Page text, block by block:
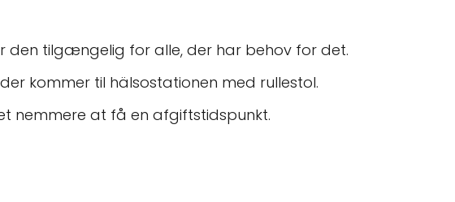
den tilgængelig for alle, der har behov for det.
kommer til hälsostationen med rullestol.
nemmere at få en afgiftstidspunkt.